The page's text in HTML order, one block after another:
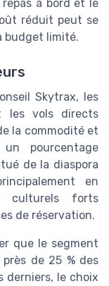
à bord et le
réduit peut se
budget limité.
Skytrax, les
les vols directs
la commodité et
pourcentage
de la diaspora
en
culturels forts
de réservation.
que le segment
de 25 % des
derniers, le choix